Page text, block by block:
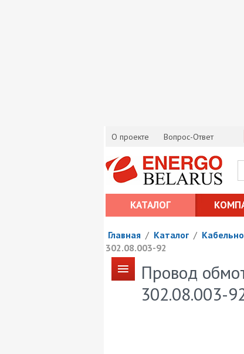
О проекте Вопрос-Ответ
КАТАЛОГ
Главная / Каталог /
302.08.003-92
Провод
302.08.003-